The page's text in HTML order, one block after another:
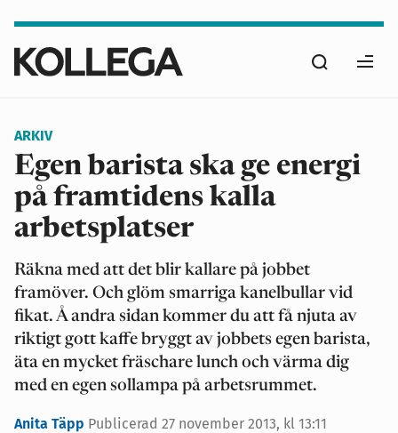
huvudinnehåll
Sök
ARKIV
Egen barista ska ge energi
på framtidens kalla
arbetsplatser
Räkna med att det blir kallare på jobbet
framöver. Och glöm smarriga kanelbullar vid
fikat. Å andra sidan kommer du att få njuta av
riktigt gott kaffe bryggt av jobbets egen barista,
äta en mycket fräschare lunch och värma dig
med en egen sollampa på arbetsrummet.
Anita Täpp Publicerad 27 november 2013, kl 13:11